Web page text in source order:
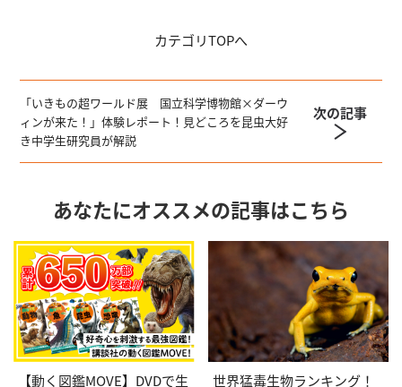
カテゴリTOPへ
「いきもの超ワールド展 国立科学博物館×ダーウ
ィンが来た！」体験レポート！見どころを昆虫大好
き中学生研究員が解説
次の記事
あなたにオススメの記事はこちら
【動く図鑑MOVE】DVDで生
世界猛毒生物ランキング！